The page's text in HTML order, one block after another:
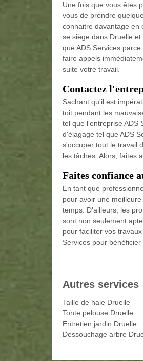
Une fois que vous êtes
vous de prendre
connaitre davantage en
se siège dans Druelle
que ADS Services
faire appels
suite votre travail.
Contactez
Sachant qu'il est
toit pendant les
tel que l'entreprise ADS
d'élagage tel que ADS
s'occuper tout le travail
les tâches. Alors, faites
Faites confiance
En tant que
pour avoir une
temps. D'ailleurs, les
sont non seulement
pour faciliter vos
Services pour bénéficier
Autres services
Taille de haie Druelle
Tonte pelouse Druelle
Entretien jardin Druelle
Dessouchage arbre